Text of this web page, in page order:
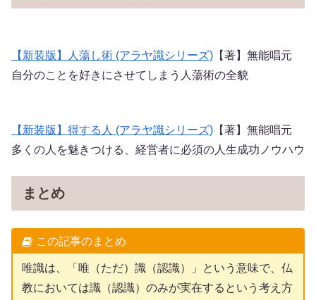
【新装版】人蕩し術 (アラヤ識シリーズ) 【著】無能唱元
自分のことを好きにさせてしまう人蕩術の全貌
【新装版】得する人 (アラヤ識シリーズ) 【著】無能唱元
多くの人を魅きつける、経営者に必須の人生成功ノウハウ
まとめ
この記事のまとめ
唯識は、「唯（ただ）識（認識）」という意味で、仏
教においては識（認識）のみが実在するという考え方